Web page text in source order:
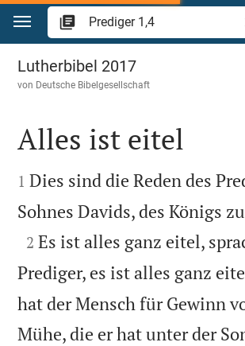
Zum Inhalt springen
Prediger 1
Lutherbibel 2017
von Deutsche Bibelgesellschaft

Alles ist eitel

1 Dies sind die Reden des
Sohnes Davids, des Königs

2 Es ist alles ganz eitel,
Prediger, es ist alles ganz
hat der Mensch für Gewinn
Mühe, die er hat unter der